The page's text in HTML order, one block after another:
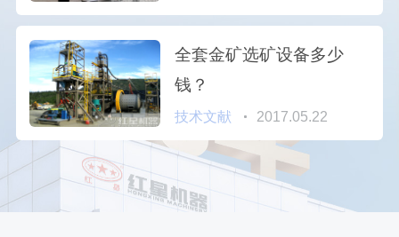
全套金矿选矿设备多少
钱？
技术文献 2017.05.22